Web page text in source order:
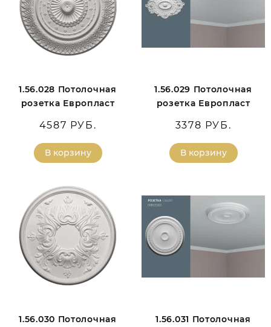
1.56.028 Потолочная
розетка Европласт
4587 РУБ.
В корзину
1.56.029 Потолочная
розетка Европласт
3378 РУБ.
В корзину
1.56.030 Потолочная
1.56.031 Потолочная